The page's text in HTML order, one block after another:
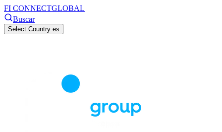
FI CONNECTGLOBAL
Buscar
Select Country es